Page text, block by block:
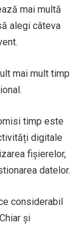
mai multă
alegi câteva
mai mult timp
timp este
digitale
fișierelor,
datelor.
considerabil
și